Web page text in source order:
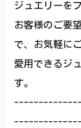
ジュエリーを
お客様のご要
で、お気軽に
愛用できるジ
す。